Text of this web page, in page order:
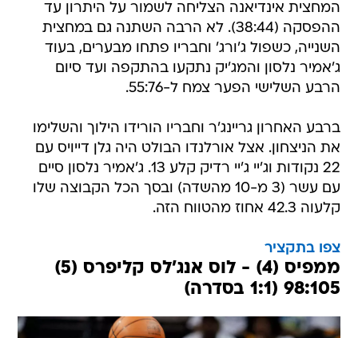
המחצית אינדיאנה הצליחה לשמור על היתרון עד
ההפסקה (38:44). לא הרבה השתנה גם במחצית
השנייה, כשפול ג'ורג' וחבריו פתחו מבערים, בעוד
ג'אמיר נלסון והמג'יק נתקעו בהתקפה ועד סיום
הרבע השלישי הפער צמח ל-55:76.
ברבע האחרון גריינג'ר וחבריו הורידו הילוך והשלימו
את הניצחון. אצל אורלנדו הבולט היה גלן דייויס עם
22 נקודות וג'יי ג'יי רדיק קלע 13. ג'אמיר נלסון סיים
עם עשר (3 מ-10 מהשדה) ובסך הכל הקבוצה שלו
קלעוה 42.3 אחוז מהטווח הזה.
צפו בתקציר
ממפיס (4) - לוס אנג'לס קליפרס (5)
98:105 (1:1 בסדרה)